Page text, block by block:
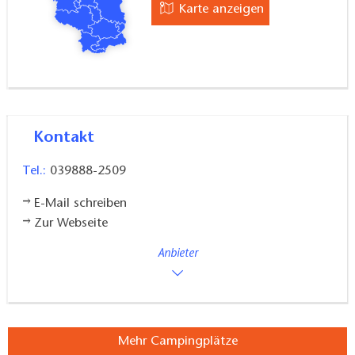
Karte anzeigen
Kontakt
Tel.: 039888-2509
E-Mail schreiben
Zur Webseite
Anbieter
Mehr Campingplätze